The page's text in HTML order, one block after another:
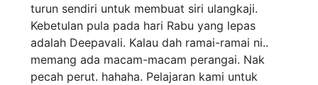
turun sendiri untuk membuat siri ulangkaji.
Kebetulan pula pada hari Rabu yang lepas
adalah Deepavali. Kalau dah ramai-ramai ni..
memang ada macam-macam perangai. Nak
pecah perut. hahaha. Pelajaran kami untuk